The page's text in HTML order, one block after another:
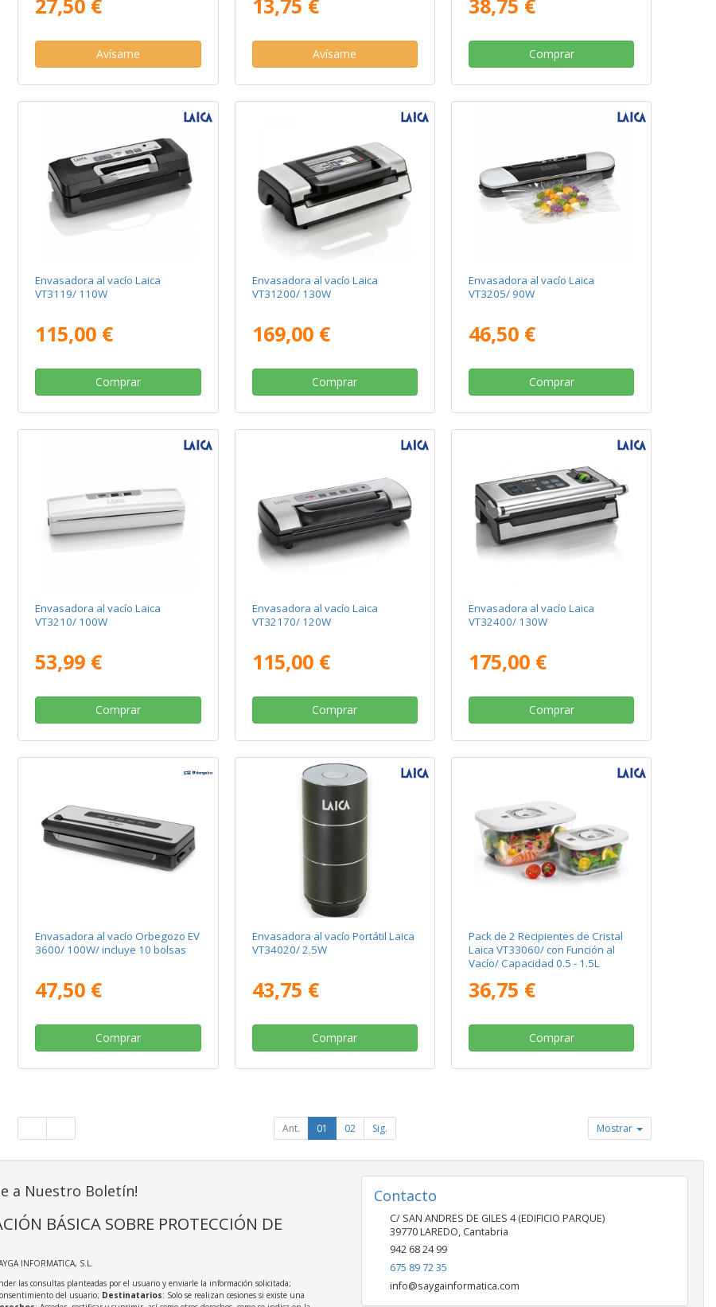
Avísame Avísame Comprar
Envasadora al vacío Laica
VT3119/ 110W
115,00 €
Comprar
Envasadora al vacío Laica
VT31200/ 130W
169,00 €
Comprar
Envasadora al vacío Laica
VT3205/ 90W
46,50 €
Comprar
Envasadora al vacío Laica
VT3210/ 100W
53,99 €
Comprar
Envasadora al vacío Laica
VT32170/ 120W
115,00 €
Comprar
Envasadora al vacío Laica
VT32400/ 130W
175,00 €
Comprar
Envasadora al vacío Orbegozo EV
3600/ 100W/ incluye 10 bolsas
47,50 €
Comprar
Envasadora al vacío Portátil Laica
VT34020/ 2.5W
43,75 €
Comprar
Pack de 2 Recipientes de Cristal
Laica VT33060/ con Función al
Vacío/ Capacidad 0.5 - 1.5L
36,75 €
Comprar
Ant. 01 02 Sig. Mostrar
a Nuestro Boletín!
BÁSICA SOBRE PROTECCIÓN DE
INFORMATICA, S.L.
las consultas planteadas por el usuario y enviarle la información solicitada;
del usuario; Destinatarios: Solo se realizan cesiones si existe una
Contacto
C/ SAN ANDRES DE GILES 4 (EDIFICIO PARQUE)
39770LAREDO, Cantabria
942 68 24 99
675 89 72 35
info@saygainformatica.com